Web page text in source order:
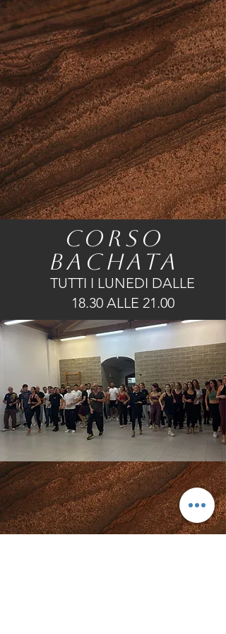
CORSO
BACHATA
TUTTI I LUNEDI DALLE
18.30 ALLE 21.00